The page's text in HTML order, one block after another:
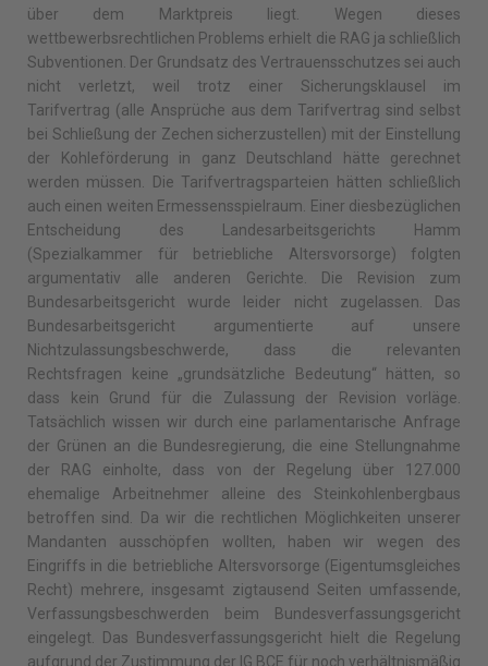
über dem Marktpreis liegt. Wegen dieses
wettbewerbsrechtlichen Problems erhielt die RAG ja schließlich
Subventionen. Der Grundsatz des Vertrauensschutzes sei auch
nicht verletzt, weil trotz einer Sicherungsklausel im
Tarifvertrag (alle Ansprüche aus dem Tarifvertrag sind selbst
bei Schließung der Zechen sicherzustellen) mit der Einstellung
der Kohleförderung in ganz Deutschland hätte gerechnet
werden müssen. Die Tarifvertragsparteien hätten schließlich
auch einen weiten Ermessensspielraum. Einer diesbezüglichen
Entscheidung des Landesarbeitsgerichts Hamm
(Spezialkammer für betriebliche Altersvorsorge) folgten
argumentativ alle anderen Gerichte. Die Revision zum
Bundesarbeitsgericht wurde leider nicht zugelassen. Das
Bundesarbeitsgericht argumentierte auf unsere
Nichtzulassungsbeschwerde, dass die relevanten
Rechtsfragen keine „grundsätzliche Bedeutung“ hätten, so
dass kein Grund für die Zulassung der Revision vorläge.
Tatsächlich wissen wir durch eine parlamentarische Anfrage
der Grünen an die Bundesregierung, die eine Stellungnahme
der RAG einholte, dass von der Regelung über 127.000
ehemalige Arbeitnehmer alleine des Steinkohlenbergbaus
betroffen sind. Da wir die rechtlichen Möglichkeiten unserer
Mandanten ausschöpfen wollten, haben wir wegen des
Eingriffs in die betriebliche Altersvorsorge (Eigentumsgleiches
Recht) mehrere, insgesamt zigtausend Seiten umfassende,
Verfassungsbeschwerden beim Bundesverfassungsgericht
eingelegt. Das Bundesverfassungsgericht hielt die Regelung
aufgrund der Zustimmung der IG BCE für noch verhältnismäßig